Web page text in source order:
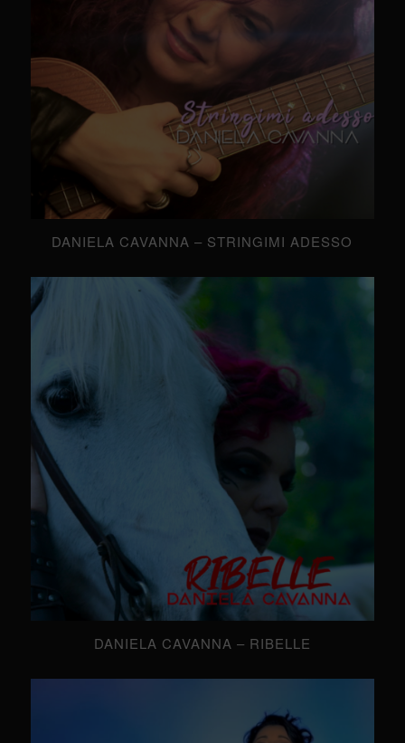
DANIELA CAVANNA – STRINGIMI ADESSO
DANIELA CAVANNA – RIBELLE